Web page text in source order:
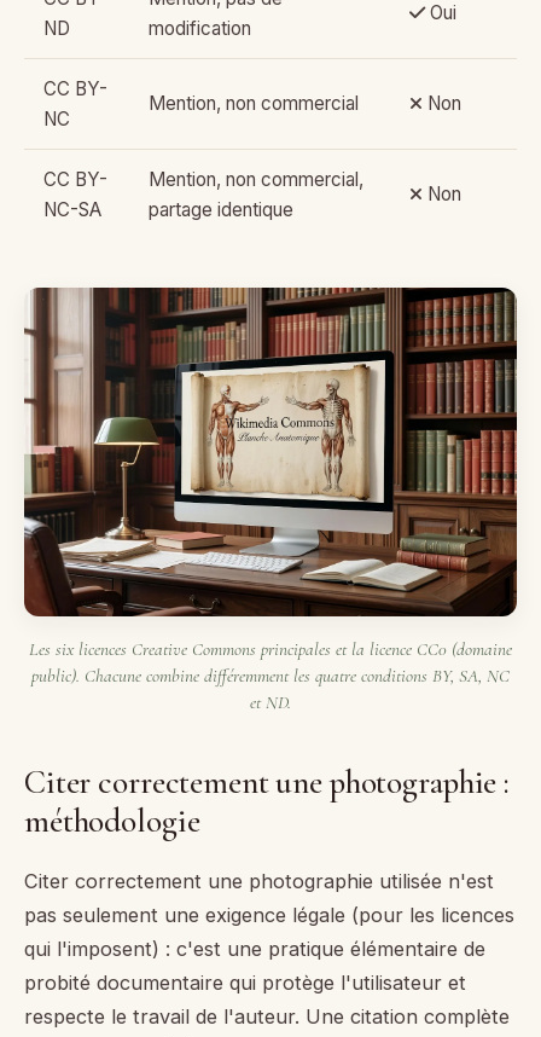
ND
modification
Oui
CC BY-
NC
Mention, non commercial Non
CC BY-
NC-SA
Mention, non commercial,
partage identique
Non
Les six licences Creative Commons principales et la licence CC0 (domaine
public). Chacune combine différemment les quatre conditions BY, SA, NC
et ND.
Citer correctement une photographie :
méthodologie
Citer correctement une photographie utilisée n'est
pas seulement une exigence légale (pour les licences
qui l'imposent) : c'est une pratique élémentaire de
probité documentaire qui protège l'utilisateur et
respecte le travail de l'auteur. Une citation complète